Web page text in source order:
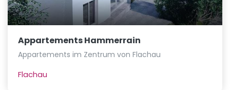
Appartements Hammerrain
Appartements im Zentrum von Flachau
Flachau